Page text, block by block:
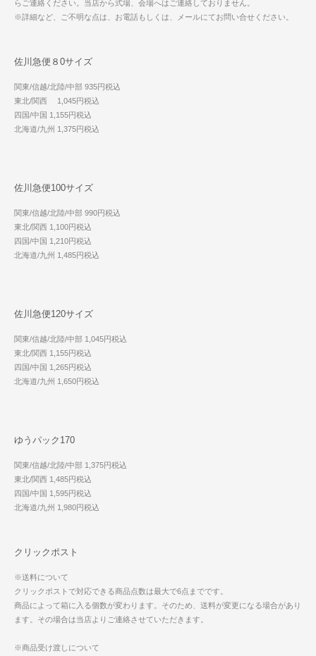
らご連絡ください。当店から式場、会場へはご連絡しておりません。
※詳細など、ご不明な点は、お電話もしくは、メールにてお問い合せください。
佐川急便８0サイズ
関東/信越/北陸/中部 935円税込
東北/関西 1,045円税込
四国/中国 1,155円税込
北海道/九州 1,375円税込
佐川急便100サイズ
関東/信越/北陸/中部 990円税込
東北/関西 1,100円税込
四国/中国 1,210円税込
北海道/九州 1,485円税込
佐川急便120サイズ
関東/信越/北陸/中部 1,045円税込
東北/関西 1,155円税込
四国/中国 1,265円税込
北海道/九州 1,650円税込
ゆうパック170
関東/信越/北陸/中部 1,375円税込
東北/関西 1,485円税込
四国/中国 1,595円税込
北海道/九州 1,980円税込
クリックポスト
※送料について
クリックポストで対応できる商品点数は最大で6点までです。
商品によって箱に入る個数が変わります。そのため、送料が変更になる場合があり
ます。その場合は当店よりご連絡させていただきます。
※商品受け渡しについて